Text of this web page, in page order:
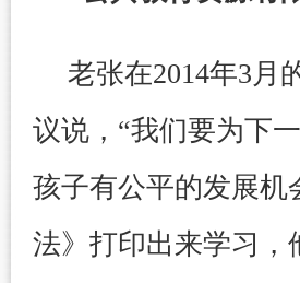
老张在2014年3月
议说，“我们要为下
孩子有公平的发展机
法》打印出来学习，